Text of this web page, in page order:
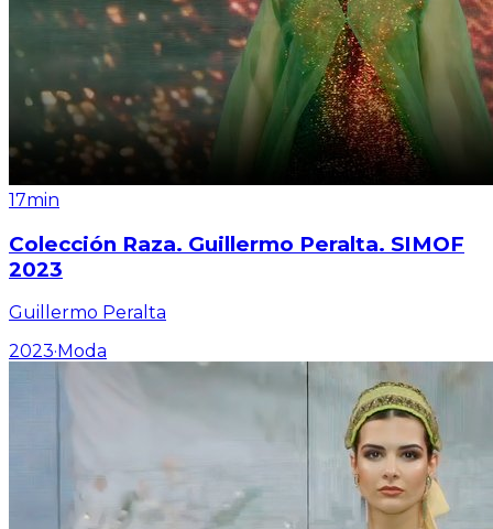
17min
Colección Raza. Guillermo Peralta. SIMOF
2023
Guillermo Peralta
2023· Moda